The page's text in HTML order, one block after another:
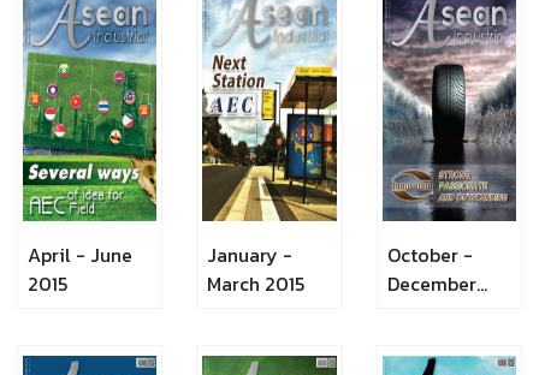
April - June
2015
January -
March 2015
October -
December